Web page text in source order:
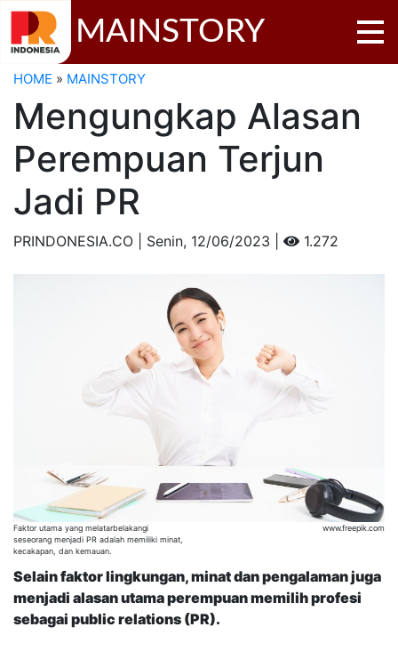
MAINSTORY
HOME » MAINSTORY
Mengungkap Alasan
Perempuan Terjun
Jadi PR
PRINDONESIA.CO | Senin, 12/06/2023 | 1.272
Faktor utama yang melatarbelakangi
seseorang menjadi PR adalah memiliki minat,
kecakapan, dan kemauan.
www.freepik.com
Selain faktor lingkungan, minat dan pengalaman juga
menjadi alasan utama perempuan memilih profesi
sebagai public relations (PR).